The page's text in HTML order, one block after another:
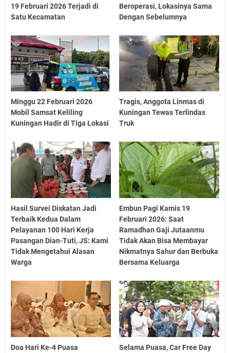
19 Februari 2026 Terjadi di
Satu Kecamatan
Beroperasi, Lokasinya Sama
Dengan Sebelumnya
Minggu 22 Februari 2026
Mobil Samsat Keliling
Kuningan Hadir di Tiga Lokasi
Tragis, Anggota Linmas di
Kuningan Tewas Terlindas
Truk
Hasil Survei Diskatan Jadi
Terbaik Kedua Dalam
Pelayanan 100 Hari Kerja
Pasangan Dian-Tuti, JS: Kami
Tidak Mengetahui Alasan
Warga
Embun Pagi Kamis 19
Februari 2026: Saat
Ramadhan Gaji Jutaanmu
Tidak Akan Bisa Membayar
Nikmatnya Sahur dan Berbuka
Bersama Keluarga
Doa Hari Ke-4 Puasa
Selama Puasa, Car Free Day